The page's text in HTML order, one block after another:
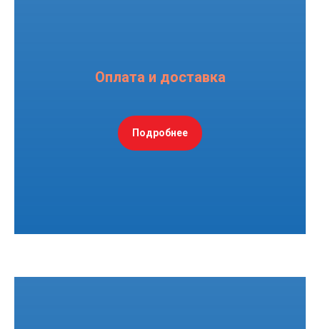
Оплата и доставка
Подробнее